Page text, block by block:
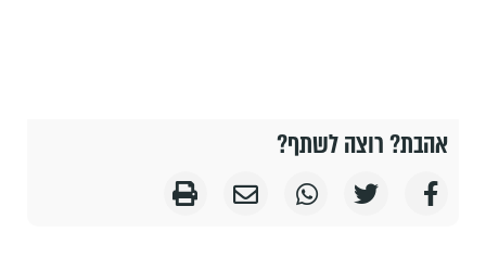
אהבת? רוצה לשתף?